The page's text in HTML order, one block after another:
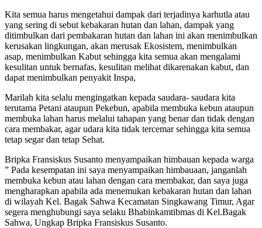
Kita semua harus mengetahui dampak dari terjadinya karhutla atau
yang sering di sebut kebakaran hutan dan lahan, dampak yang
ditimbulkan dari pembakaran hutan dan lahan ini akan menimbulkan
kerusakan lingkungan, akan merusak Ekosistem, menimbulkan
asap, menimbulkan Kabut sehingga kita semua akan mengalami
kesulitan untuk bernafas, kesulitan melihat dikarenakan kabut, dan
dapat menimbulkan penyakit Inspa,
Marilah kita selalu mengingatkan kepada saudara- saudara kita
terutama Petani ataupun Pekebun, apabila membuka kebun ataupun
membuka lahan harus melalui tahapan yang benar dan tidak dengan
cara membakar, agar udara kita tidak tercemar sehingga kita semua
tetap segar dan tetap Sehat.
Bripka Fransiskus Susanto menyampaikan himbauan kepada warga
” Pada kesempatan ini saya menyampaikan himbauaan, janganlah
membuka kebun atau lahan dengan cara membakar, dan saya juga
mengharapkan apabila ada menemukan kebakaran hutan dan lahan
di wilayah Kel. Bagak Sahwa Kecamatan Singkawang Timur, Agar
segera menghubungi saya selaku Bhabinkamtibmas di Kel.Bagak
Sahwa, Ungkap Bripka Fransiskus Susanto.